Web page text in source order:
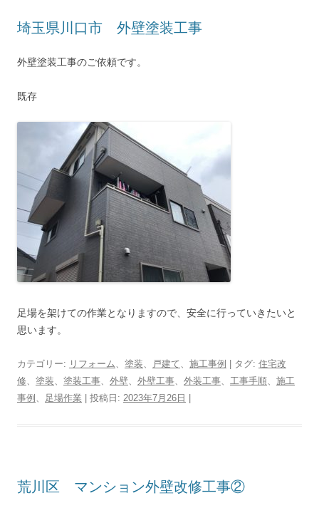
埼玉県川口市 外壁塗装工事
外壁塗装工事のご依頼です。
既存
足場を架けての作業となりますので、安全に行っていきたいと
思います。
カテゴリー: リフォーム 塗装 戸建て 施工事例 | タグ: 住宅改
修
塗装 塗装工事 外壁 外壁工事 外装工事 工事手順
施工
事例
足場作業 | 投稿日: 2023年7月26日
荒川区 マンション外壁改修工事②